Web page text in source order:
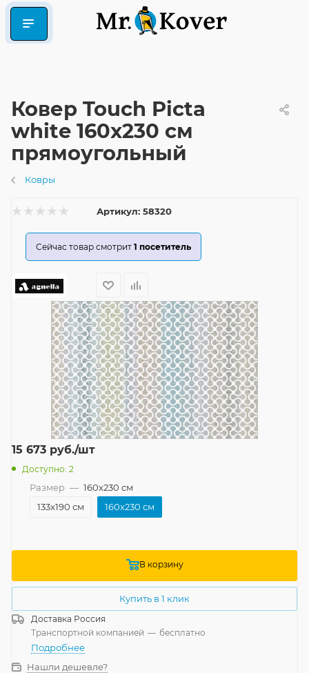
Ковер Touch Picta
white 160x230 см
прямоугольный
Ковры
Артикул: 58320
Сейчас товар смотрит 1 посетитель
15 673 руб./шт
Доступно: 2
Размер — 160x230 см
133x190 см
160x230 см
В корзину
Купить в 1 клик
Доставка Россия
Транспортной компанией — бесплатно
Подробнее
Нашли дешевле?